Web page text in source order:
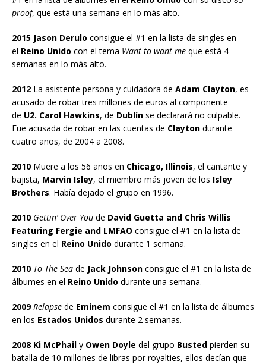
proof, que está una semana en lo más alto.
2015 Jason Derulo consigue el #1 en la lista de singles en
el Reino Unido con el tema Want to want me que está 4
semanas en lo más alto.
2012 La asistente persona y cuidadora de Adam Clayton, es
acusado de robar tres millones de euros al componente
de U2. Carol Hawkins, de Dublín se declarará no culpable.
Fue acusada de robar en las cuentas de Clayton durante
cuatro años, de 2004 a 2008.
2010 Muere a los 56 años en Chicago, Illinois, el cantante y
bajista, Marvin Isley, el miembro más joven de los Isley
Brothers. Había dejado el grupo en 1996.
2010 Gettin’ Over You de David Guetta and Chris Willis
Featuring Fergie and LMFAO consigue el #1 en la lista de
singles en el Reino Unido durante 1 semana.
2010 To The Sea de Jack Johnson consigue el #1 en la lista de
álbumes en el Reino Unido durante una semana.
2009 Relapse de Eminem consigue el #1 en la lista de álbumes
en los Estados Unidos durante 2 semanas.
2008 Ki McPhail y Owen Doyle del grupo Busted pierden su
batalla de 10 millones de libras por royalties, ellos decían que